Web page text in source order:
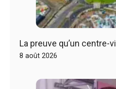
La preuve qu’un centre-
8 août 2026